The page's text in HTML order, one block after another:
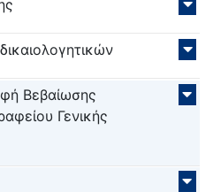
Βεβαίωσης
Γενικής